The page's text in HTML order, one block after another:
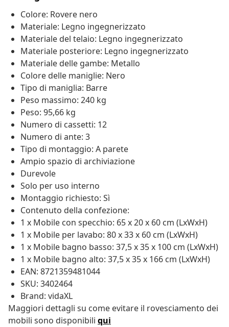
Colore: Rovere nero
Materiale: Legno ingegnerizzato
Materiale del telaio: Legno ingegnerizzato
Materiale posteriore: Legno ingegnerizzato
Materiale delle gambe: Metallo
Colore delle maniglie: Nero
Tipo di maniglia: Barre
Peso massimo: 240 kg
Peso: 95,66 kg
Numero di cassetti: 12
Numero di ante: 3
Tipo di montaggio: A parete
Ampio spazio di archiviazione
Durevole
Solo per uso interno
Montaggio richiesto: Sì
Contenuto della confezione:
1 x Mobile con specchio: 65 x 20 x 60 cm (LxWxH)
1 x Mobile per lavabo: 80 x 33 x 60 cm (LxWxH)
1 x Mobile bagno basso: 37,5 x 35 x 100 cm (LxWxH)
1 x Mobile bagno alto: 37,5 x 35 x 166 cm (LxWxH)
EAN: 8721359481044
SKU: 3402464
Brand: vidaXL
Maggiori dettagli su come evitare il rovesciamento dei
mobili sono disponibili qui